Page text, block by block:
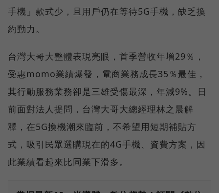
手機」款式少，且用戶仍在等待5G手機，缺乏換
約動力。
台灣大哥大整體表現亮眼，首季營收年增29％，
受惠momo業績爆發，電商業務成長35％最佳，
其行動服務業務卻是三雄受傷最深，年減9%。日
前面對法人提問，台灣大哥大總經理林之晨解
釋，在5G換機潮來臨前，不希望用短期補貼方
式，吸引民眾選購現在的4G手機、資費方案，因
此業績看起來比同業下滑多。